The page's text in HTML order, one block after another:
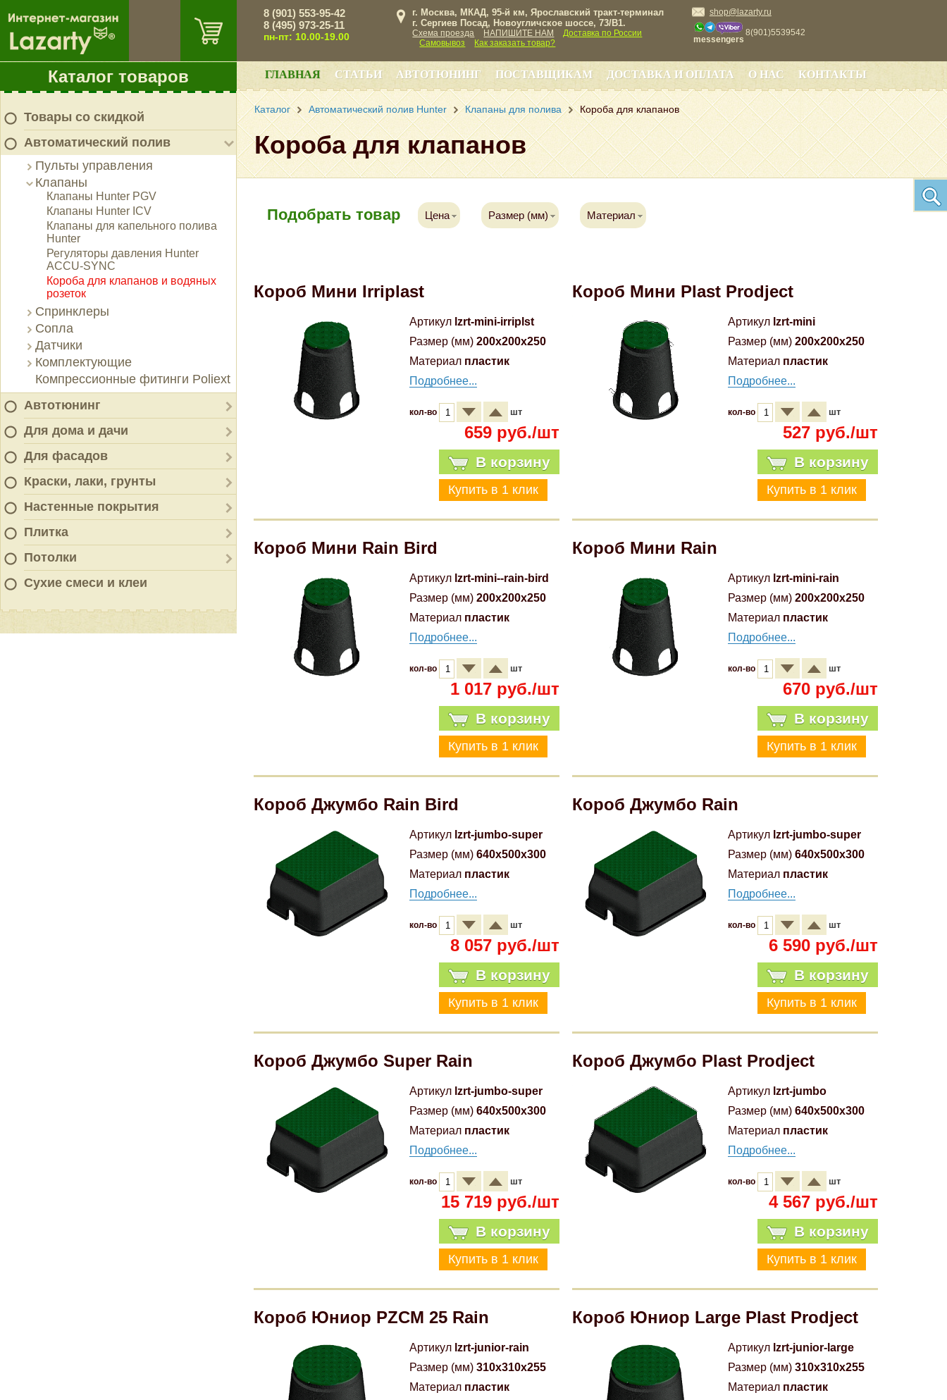
Каталог товаров
Товары со скидкой
Автоматический полив
Пульты управления
Клапаны
Клапаны Hunter PGV
Клапаны Hunter ICV
Клапаны для капельного полива
Hunter
Регуляторы давления Hunter
ACCU-SYNC
Короба для клапанов и водяных
розеток
Спринклеры
Сопла
Датчики
Комплектующие
Компрессионные фитинги Poliext
Автотюнинг
Для дома и дачи
Для фасадов
Краски, лаки, грунты
Настенные покрытия
Плитка
Потолки
Сухие смеси и клеи
8 (901) 553-95-42
8 (495) 973-25-11
пн-пт: 10.00-19.00
г. Москва, МКАД, 95-й км, Ярославский тракт-терминал
г. Сергиев Посад, Новоугличское шоссе, 73/B1.
Схема проезда НАПИШИТЕ НАМ
Доставка по России
Самовывоз
Как заказать товар?
shop@lazarty.ru
messengers
8(901)5539542
ГЛАВНАЯ СТАТЬИ АВТОТЮНИНГ ПОСТАВЩИКАМ ДОСТАВКА И ОПЛАТА О НАС КОНТАКТЫ
Каталог Автоматический полив Hunter Клапаны для полива Короба для клапанов
Короба для клапанов
Подобрать товар Цена Размер (мм) Материал
Короб Мини Irriplast
Артикул lzrt-mini-irriplst
Размер (мм) 200x200x250
Материал пластик
Подробнее...
кол-во шт
659 руб./шт
В корзину
Короб Мини Plast Prodject
Артикул lzrt-mini
Размер (мм) 200x200x250
Материал пластик
Подробнее...
кол-во шт
527 руб./шт
В корзину
Короб Мини Rain Bird
Артикул lzrt-mini--rain-bird
Размер (мм) 200x200x250
Материал пластик
Подробнее...
кол-во шт
1 017 руб./шт
В корзину
Короб Мини Rain
Артикул lzrt-mini-rain
Размер (мм) 200x200x250
Материал пластик
Подробнее...
кол-во шт
670 руб./шт
В корзину
Короб Джумбо Rain Bird
Артикул lzrt-jumbo-super
Размер (мм) 640x500x300
Материал пластик
Подробнее...
кол-во шт
8 057 руб./шт
В корзину
Короб Джумбо Rain
Артикул lzrt-jumbo-super
Размер (мм) 640x500x300
Материал пластик
Подробнее...
кол-во шт
6 590 руб./шт
В корзину
Короб Джумбо Super Rain
Артикул lzrt-jumbo-super
Размер (мм) 640x500x300
Материал пластик
Подробнее...
кол-во шт
15 719 руб./шт
В корзину
Короб Джумбо Plast Prodject
Артикул lzrt-jumbo
Размер (мм) 640x500x300
Материал пластик
Подробнее...
кол-во шт
4 567 руб./шт
В корзину
Короб Юниор PZCM 25 Rain
Артикул lzrt-junior-rain
Размер (мм) 310x310x255
Материал пластик
Короб Юниор Large Plast Prodject
Артикул lzrt-junior-large
Размер (мм) 310x310x255
Материал пластик